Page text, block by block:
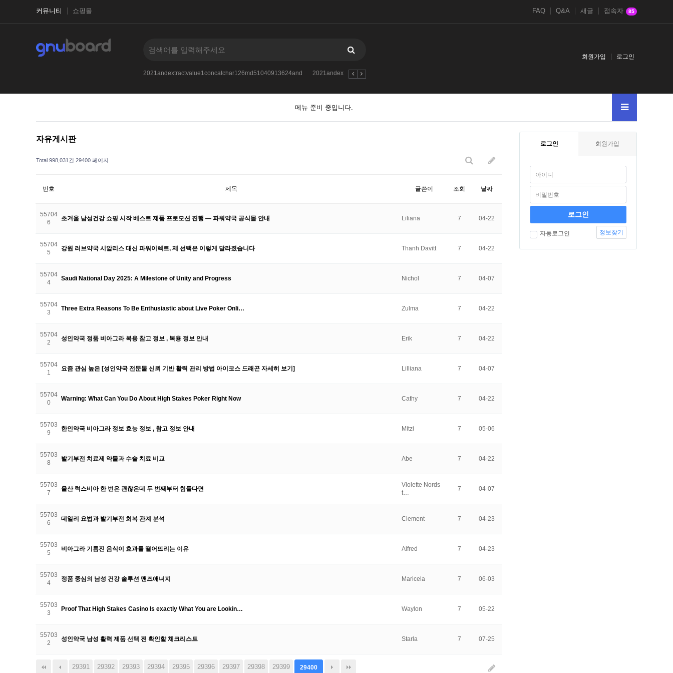
커뮤니티 쇼핑몰 FAQ Q&A 새글 접속자 85
2021andextractvalue1concatchar126md51040913624and 2021andextractvalue1concatchar126md51085394628and
회원가입 로그인
메뉴 준비 중입니다.
자유게시판
Total 998,031건 29400 페이지
번호 제목 글쓴이 조회 날짜
55704
6
초겨울 남성건강 쇼핑 시작 베스트 제품 프로모션 진행 — 파워약국 공식몰 안내 Liliana 7 04-22
55704
5
강원 러브약국 시알리스 대신 파워이렉트, 제 선택은 이렇게 달라졌습니다 Thanh Davitt 7 04-22
55704
4
Saudi National Day 2025: A Milestone of Unity and Progress Nichol 7 04-07
55704
3
Three Extra Reasons To Be Enthusiastic about Live Poker Onli… Zulma 7 04-22
55704
2
성인약국 정품 비아그라 복용 참고 정보 , 복용 정보 안내 Erik 7 04-22
55704
1
요즘 관심 높은 [성인약국 전문몰 신뢰 기반 활력 관리 방법 아이코스 드래곤 자세히 보기] Lilliana 7 04-07
55704
0
Warning: What Can You Do About High Stakes Poker Right Now Cathy 7 04-22
55703
9
한인약국 비아그라 정보 효능 정보 , 참고 정보 안내 Mitzi 7 05-06
55703
8
발기부전 치료제 약물과 수술 치료 비교 Abe 7 04-22
55703
7
울산 럭스비아 한 번은 괜찮은데 두 번째부터 힘들다면
Violette Nords
t…
7 04-07
55703
6
데일리 요법과 발기부전 회복 관계 분석 Clement 7 04-23
55703
5
비아그라 기름진 음식이 효과를 떨어뜨리는 이유 Alfred 7 04-23
55703
4
정품 중심의 남성 건강 솔루션 맨즈애너지 Maricela 7 06-03
55703
3
Proof That High Stakes Casino Is exactly What You are Lookin… Waylon 7 05-22
55703
2
성인약국 남성 활력 제품 선택 전 확인할 체크리스트 Starla 7 07-25
29391 29392 29393 29394 29395 29396 29397 29398 29399 29400
다음 맨끝
로그인 회원가입
자동로그인 정보찾기